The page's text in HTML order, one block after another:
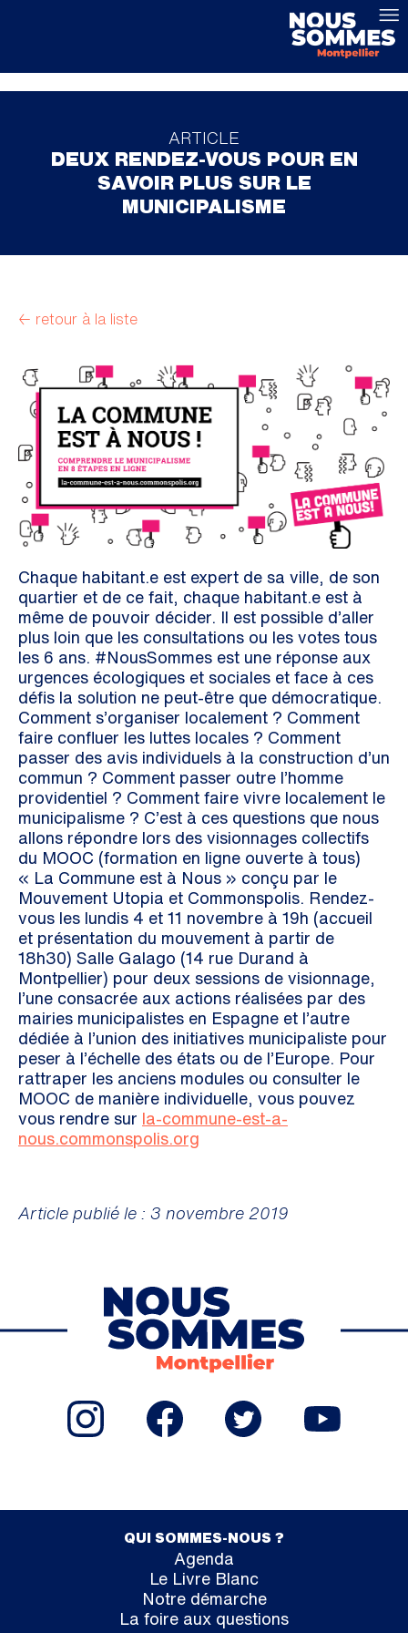
ARTICLE
DEUX RENDEZ-VOUS POUR EN
SAVOIR PLUS SUR LE
MUNICIPALISME
← retour à la liste
Chaque habitant.e est expert de sa ville, de son
quartier et de ce fait, chaque habitant.e est à
même de pouvoir décider. Il est possible d’aller
plus loin que les consultations ou les votes tous
les 6 ans. #NousSommes est une réponse aux
urgences écologiques et sociales et face à ces
défis la solution ne peut-être que démocratique.
Comment s’organiser localement ? Comment
faire confluer les luttes locales ? Comment
passer des avis individuels à la construction d’un
commun ? Comment passer outre l’homme
providentiel ? Comment faire vivre localement le
municipalisme ? C’est à ces questions que nous
allons répondre lors des visionnages collectifs
du MOOC (formation en ligne ouverte à tous)
« La Commune est à Nous » conçu par le
Mouvement Utopia et Commonspolis. Rendez-
vous les lundis 4 et 11 novembre à 19h (accueil
et présentation du mouvement à partir de
18h30) Salle Galago (14 rue Durand à
Montpellier) pour deux sessions de visionnage,
l’une consacrée aux actions réalisées par des
mairies municipalistes en Espagne et l’autre
dédiée à l’union des initiatives municipaliste pour
peser à l’échelle des états ou de l’Europe. Pour
rattraper les anciens modules ou consulter le
MOOC de manière individuelle, vous pouvez
vous rendre sur la-commune-est-a-
nous.commonspolis.org
Article publié le : 3 novembre 2019
QUI SOMMES-NOUS ?
Agenda
Le Livre Blanc
Notre démarche
La foire aux questions